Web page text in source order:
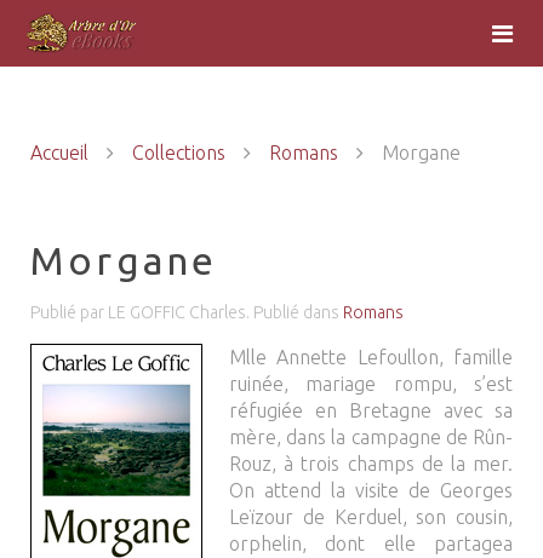
Accueil Collections Romans Morgane
Morgane
Publié par LE GOFFIC Charles. Publié dans Romans
Mlle Annette Lefoullon, famille
ruinée, mariage rompu, s’est
réfugiée en Bretagne avec sa
mère, dans la campagne de Rûn-
Rouz, à trois champs de la mer.
On attend la visite de Georges
Leïzour de Kerduel, son cousin,
orphelin, dont elle partagea